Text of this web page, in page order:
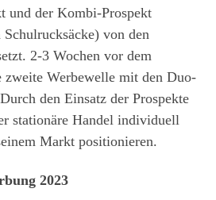
und der Kombi-Prospekt
von den
2-3 Wochen vor dem
zweite Werbewelle mit den Duo-
den Einsatz der Prospekte
stationäre Handel individuell
Markt positionieren.
2023